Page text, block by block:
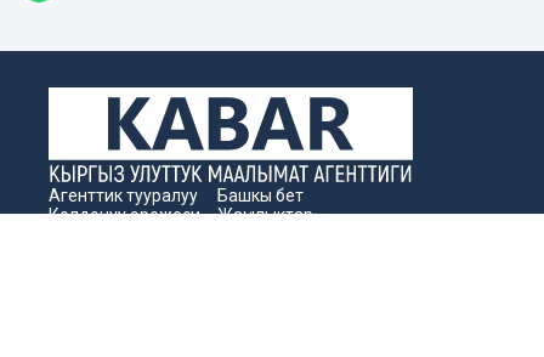
Агенттик тууралуу
Колдонуу эрежеси
Башкы бет
Жаңылыктар